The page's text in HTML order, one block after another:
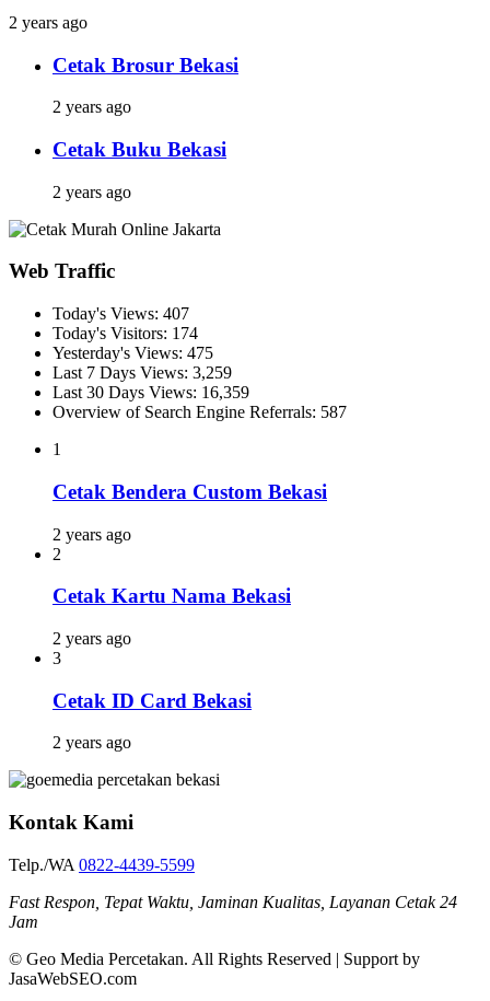
2 years ago
Cetak Brosur Bekasi
2 years ago
Cetak Buku Bekasi
2 years ago
Web Traffic
Today's Views: 407
Today's Visitors: 174
Yesterday's Views: 475
Last 7 Days Views: 3,259
Last 30 Days Views: 16,359
Overview of Search Engine Referrals: 587
1
Cetak Bendera Custom Bekasi
2 years ago
2
Cetak Kartu Nama Bekasi
2 years ago
3
Cetak ID Card Bekasi
2 years ago
Kontak Kami
Telp./WA 0822-4439-5599
Fast Respon, Tepat Waktu, Jaminan Kualitas, Layanan Cetak 24
Jam
© Geo Media Percetakan. All Rights Reserved | Support by
JasaWebSEO.com